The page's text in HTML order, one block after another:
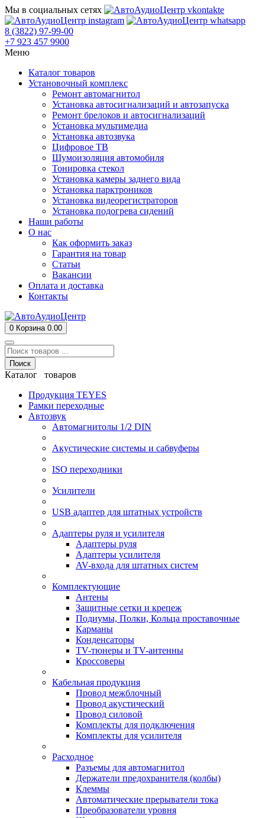
Мы в социальных сетях
8 (3822) 97-99-00
+7 923 457 9900
Меню
Каталог товаров
Установочный комплекс
Ремонт автомагнитол
Установка автосигнализаций и автозапуска
Ремонт брелоков и автосигнализаций
Установка мультимедиа
Установка автозвука
Цифровое ТВ
Шумоизоляция автомобиля
Тонировка стекол
Установка камеры заднего вида
Установка парктроников
Установка видеорегистраторов
Установка подогрева сидений
Наши работы
О нас
Как оформить заказ
Гарантия на товар
Статьи
Вакансии
Оплата и доставка
Контакты
0 Корзина 0.00
Поиск
Каталог товаров
Продукция TEYES
Рамки переходные
Автозвук
Автомагнитолы 1/2 DIN
Акустические системы и сабвуферы
ISO переходники
Усилители
USB адаптер для штатных устройств
Адаптеры руля и усилителя
Адаптеры руля
Адаптеры усилителя
AV-входа для штатных систем
Комплектующие
Антены
Защитные сетки и крепеж
Подиумы, Полки, Кольца проставочные
Карманы
Конденсаторы
TV-тюнеры и TV-антенны
Кроссоверы
Кабельная продукция
Провод межблочный
Провод акустический
Провод силовой
Комплекты для подключения
Комплекты для усилителя
Расходное
Разъемы для автомагнитол
Держатели предохранителя (колбы)
Клеммы
Автоматические прерыватели тока
Преобразователи уровня